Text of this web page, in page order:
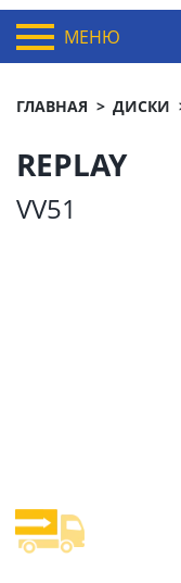
МЕНЮ
ГЛАВНАЯ ДИСКИ
REPLAY
VV51